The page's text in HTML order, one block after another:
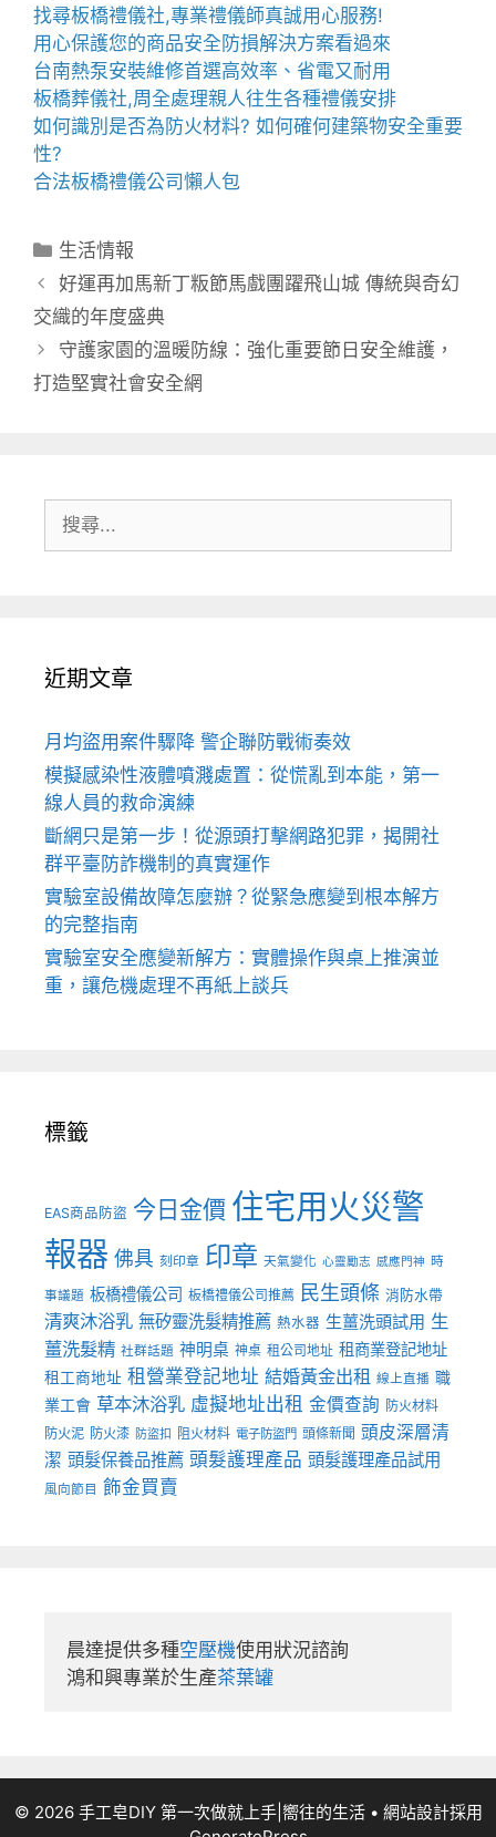
找尋板橋禮儀社,專業禮儀師真誠用心服務!
用心保護您的商品安全 防損解決方案看過來
台南熱泵安裝維修首選高效率、省電又耐用
板橋葬儀社,周全處理親人往生各種禮儀安排
如何識別是否為 防火材料? 如何確何建築物安全重要
性?
合法板橋禮儀公司懶人包
分
類
生活情報
好運再加馬新丁粄節馬戲團躍飛山城 傳統與奇幻
交織的年度盛典
守護家園的溫暖防線：強化重要節日安全維護，
打造堅實社會安全網
尋:
近期文章
月均盜用案件驟降 警企聯防戰術奏效
模擬感染性液體噴濺處置：從慌亂到本能，第一
線人員的救命演練
斷網只是第一步！從源頭打擊網路犯罪，揭開社
群平臺防詐機制的真實運作
實驗室設備故障怎麼辦？從緊急應變到根本解方
的完整指南
實驗室安全應變新解方：實體操作與桌上推演並
重，讓危機處理不再紙上談兵
標籤
EAS商品防盜 今日金價 住宅用火災警
報器 佛具 刻印章 印章 天氣變化 心靈勵志 感應門神 時
事議題 板橋禮儀公司 板橋禮儀公司推薦 民生頭條 消防水帶
清爽沐浴乳 無矽靈洗髮精推薦 熱水器 生薑洗頭試用 生
薑洗髮精 社群話題 神明桌 神桌 租公司地址 租商業登記地址
租工商地址 租營業登記地址 結婚黃金出租 線上直播 職
業工會 草本沐浴乳 虛擬地址出租 金價查詢 防火材料
防火泥 防火漆 防盜扣 阻火材料 電子防盜門 頭條新聞 頭皮深層清
潔 頭髮保養品推薦 頭髮護理產品 頭髮護理產品試用
風向節目 飾金買賣
晨達提供多種空壓機使用狀況諮詢
鴻和興專業於生產茶葉罐
© 2026 手工皂DIY 第一次做就上手|嚮往的生活• 網站設計採用